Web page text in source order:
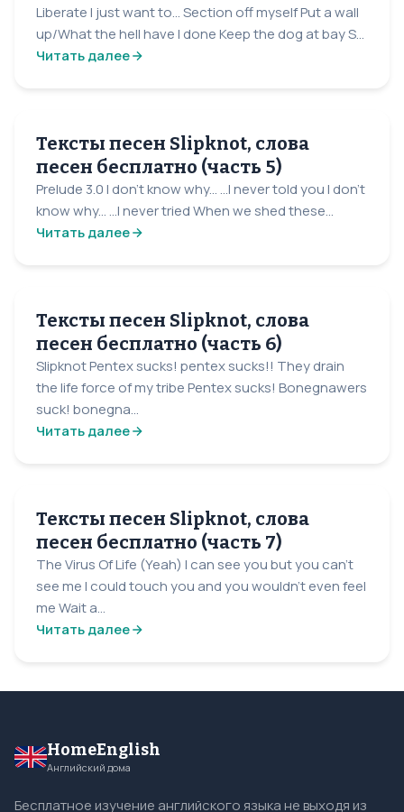
Liberate I just want to... Section off myself Put a wall
up/What the hell have I done Keep the dog at bay S...
Читать далее
Тексты песен Slipknot, слова
песен бесплатно (часть 5)
Prelude 3.0 I don't know why... ...I never told you I don't
know why... ...I never tried When we shed these...
Читать далее
Тексты песен Slipknot, слова
песен бесплатно (часть 6)
Slipknot Pentex sucks! pentex sucks!! They drain
the life force of my tribe Pentex sucks! Bonegnawers
suck! bonegna...
Читать далее
Тексты песен Slipknot, слова
песен бесплатно (часть 7)
The Virus Of Life (Yeah) I can see you but you can't
see me I could touch you and you wouldn't even feel
me Wait a...
Читать далее
HomeEnglish
Английский дома
Бесплатное изучение английского языка не выходя из